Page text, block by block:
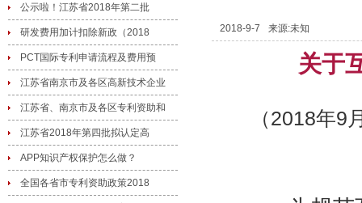
公示啦！江苏省2018年第二批
研发费用加计扣除新政（2018
PCT国际专利申请流程及费用预
江苏省南京市及各区高新技术企业
江苏省、南京市及各区专利资助和
江苏省2018年第四批拟认定高
APP知识产权保护怎么做？
全国各省市专利资助政策2018
2018-9-7 来源:未知
关于
（2018年9